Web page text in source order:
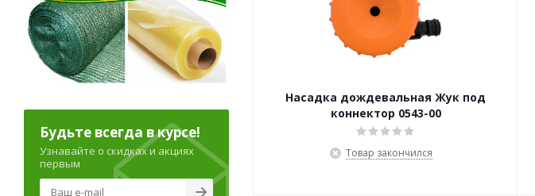
Насадка дождевальная Жук под
коннектор 0543-00
Товар закончился
Будьте всегда в курсе!
Узнавайте о скидках и акциях
первым